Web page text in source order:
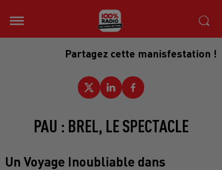
Partagez cette manisfestation !
PAU : BREL, LE SPECTACLE
Un Voyage Inoubliable dans